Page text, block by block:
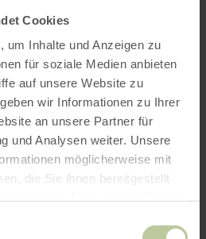
Cookies
um Inhalte und Anzeigen zu
für soziale Medien anbieten
auf unsere Website zu
wir Informationen zu Ihrer
an unsere Partner für
und Analysen weiter. Unsere
möglicherweise mit
die Sie ihnen bereitgestellt